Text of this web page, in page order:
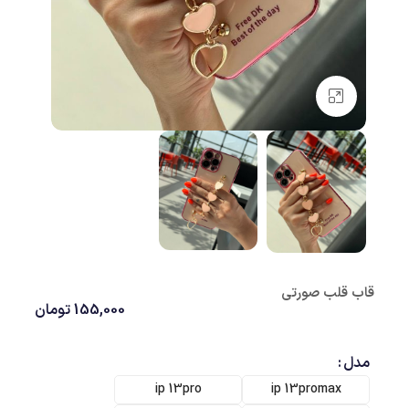
بزرگنمایی تصویر
قاب قلب صورتی
155,000تومان
مدل
ip 13promax
ip 13pro